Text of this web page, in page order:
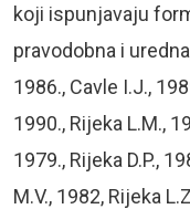
koji ispunjavaju
pravodobna i
1986., Cavle I.J.,
1990., Rijeka L.M.,
1979., Rijeka D.P.,
M.V., 1982, Rijeka